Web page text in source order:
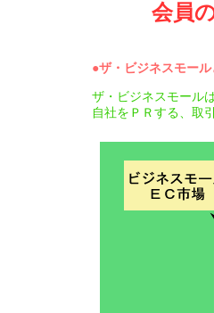
会員
●ザ・ビジネスモール
ザ・ビジネスモール
自社をＰＲする、取